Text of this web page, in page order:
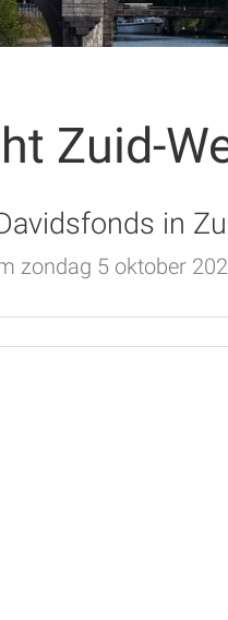
Zuid-
in
zondag 5 oktober